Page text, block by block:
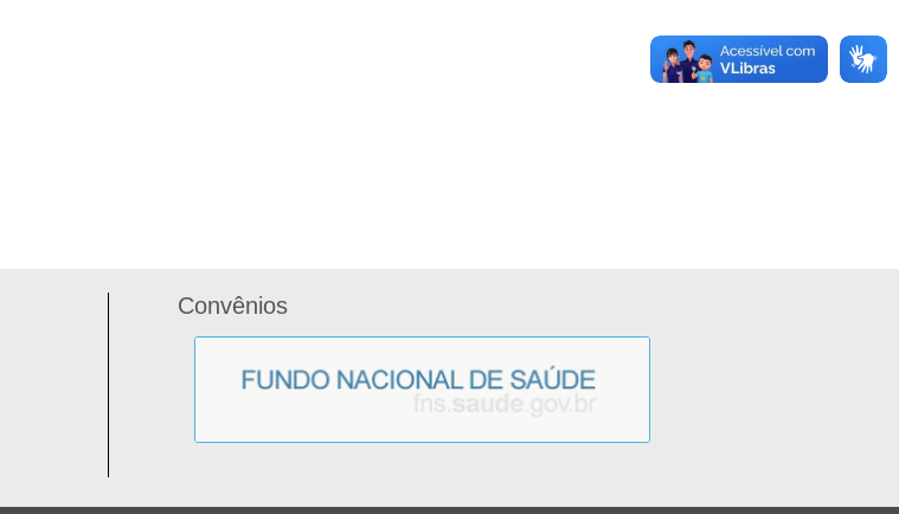
Convênios